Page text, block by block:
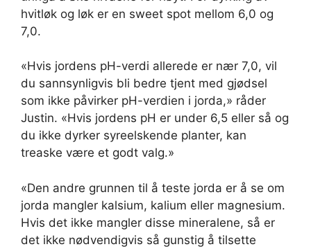
hvitløk og løk er en sweet spot mellom 6,0 og
7,0.
«Hvis jordens pH-verdi allerede er nær 7,0, vil
du sannsynligvis bli bedre tjent med gjødsel
som ikke påvirker pH-verdien i jorda,» råder
Justin. «Hvis jordens pH er under 6,5 eller så og
du ikke dyrker syreelskende planter, kan
treaske være et godt valg.»
«Den andre grunnen til å teste jorda er å se om
jorda mangler kalsium, kalium eller magnesium.
Hvis det ikke mangler disse mineralene, så er
det ikke nødvendigvis så gunstig å tilsette